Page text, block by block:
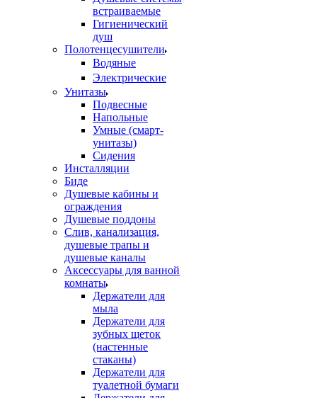
встраиваемые
Гигиенический
душ
Полотенцесушители
ㅤВодяные
ㅤЭлектрические
Унитазы
Подвесные
Напольные
Умные (смарт-
унитазы)
Сидения
Инсталляции
Биде
Душевые кабины и
ограждения
Душевые поддоны
Слив, канализация,
душевые трапы и
душевые каналы
Аксессуары для ванной
комнаты
Держатели для
мыла
Держатели для
зубных щеток
(настенные
стаканы)
Держатели для
туалетной бумаги